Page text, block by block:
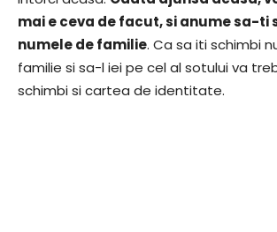
mai e ceva de facut, si anume sa-ti
numele de familie. Ca sa iti schimbi
familie si sa-l iei pe cel al sotului va
schimbi si cartea de identitate.